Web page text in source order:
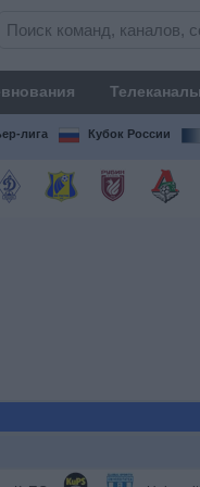
Телеканалы
лига Кубок России